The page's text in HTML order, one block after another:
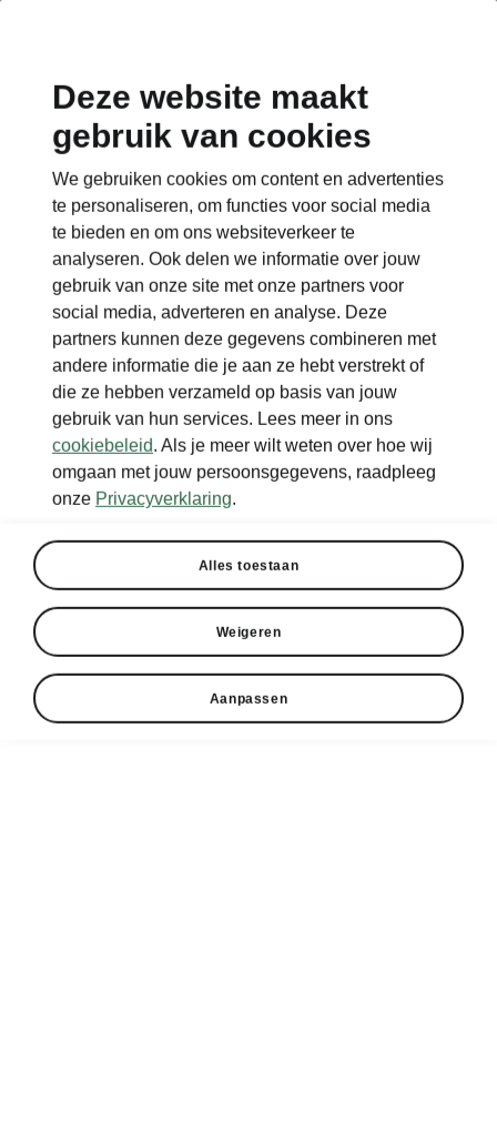
Deze website maakt
gebruik van cookies
We gebruiken cookies om content en advertenties
te personaliseren, om functies voor social media
te bieden en om ons websiteverkeer te
analyseren. Ook delen we informatie over jouw
gebruik van onze site met onze partners voor
social media, adverteren en analyse. Deze
partners kunnen deze gegevens combineren met
andere informatie die je aan ze hebt verstrekt of
die ze hebben verzameld op basis van jouw
gebruik van hun services. Lees meer in ons
cookiebeleid. Als je meer wilt weten over hoe wij
omgaan met jouw persoonsgegevens, raadpleeg
onze Privacyverklaring.
Alles toestaan
Weigeren
Aanpassen